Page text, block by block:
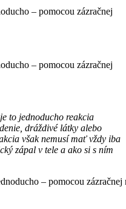
– pomocou zázračnej
– pomocou zázračnej
to jednoducho reakcia
dráždivé látky alebo
však nemusí mať vždy iba
zápal v tele a ako si s ním